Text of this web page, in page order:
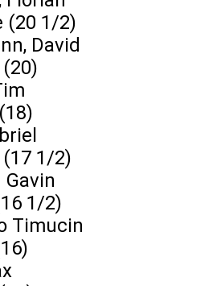
(20 1/2)
David
Tim
Gabriel
1/2)
Leon Gavin
1/2)
Timucin
Max